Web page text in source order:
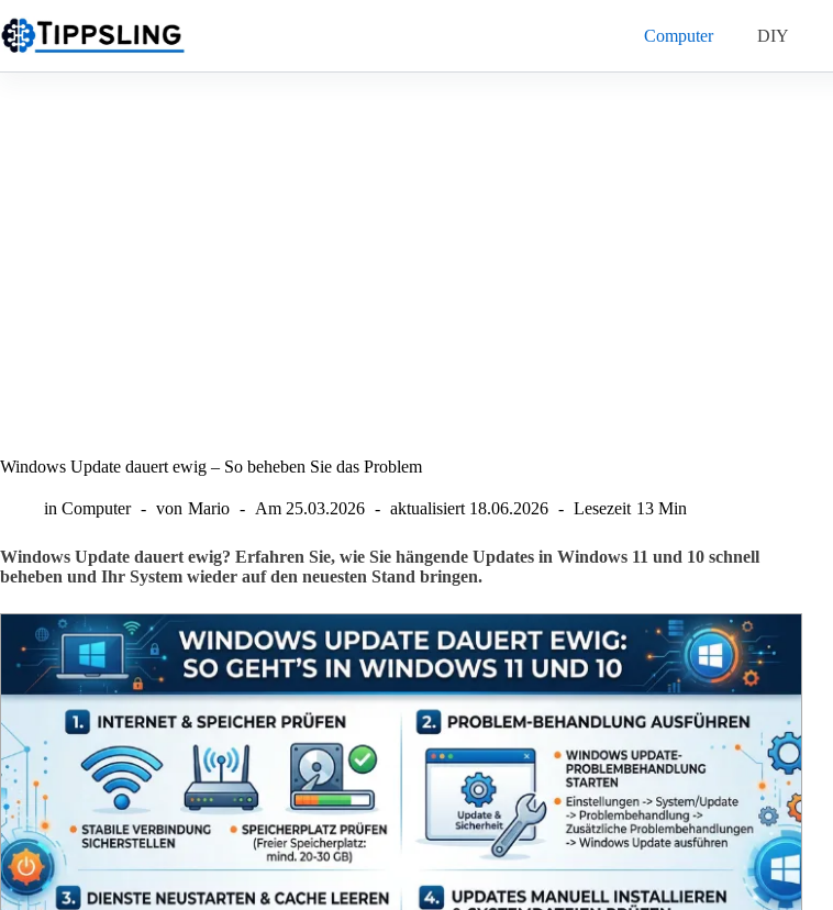
Inhalt
springen
Computer DIY
Windows Update dauert ewig – So beheben Sie das Problem
in Computer von Mario Am 25.03.2026 aktualisiert 18.06.2026 Lesezeit 13 Min
Windows Update dauert ewig? Erfahren Sie, wie Sie hängende Updates in Windows 11 und 10 schnell
beheben und Ihr System wieder auf den neuesten Stand bringen.